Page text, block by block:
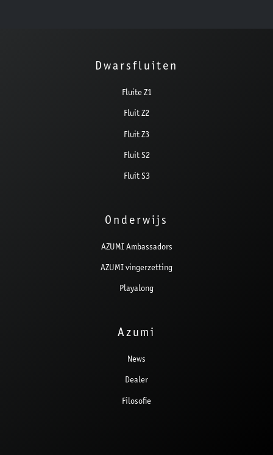
Dwarsfluiten
Fluite Z1
Fluit Z2
Fluit Z3
Fluit S2
Fluit S3
Onderwijs
AZUMI Ambassadors
AZUMI vingerzetting
Playalong
Azumi
News
Dealer
Filosofie